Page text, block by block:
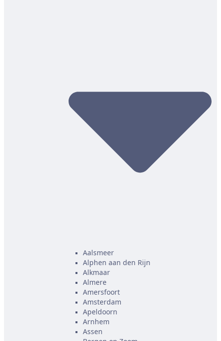
Aalsmeer
Alphen aan den Rijn
Alkmaar
Almere
Amersfoort
Amsterdam
Apeldoorn
Arnhem
Assen